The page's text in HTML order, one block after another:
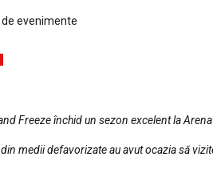
Freeze închid un sezon excelent la
medii defavorizate au avut ocazia să